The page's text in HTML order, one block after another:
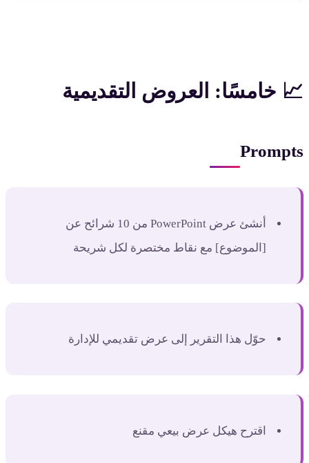
📈 خامسًا: العروض التقديمية
Prompts
أنشئ عرض PowerPoint من 10 شرائح عن
[الموضوع] مع نقاط مختصرة لكل شريحة
حوّل هذا التقرير إلى عرض تقديمي للإدارة
اقترح هيكل عرض بيعي مقنع